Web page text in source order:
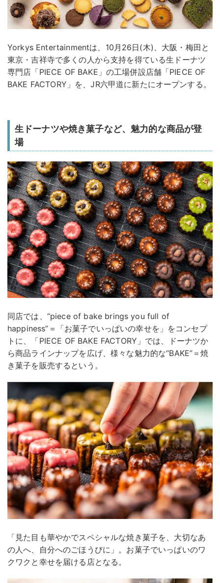
Yorkys Entertainmentは、10月26日(木)、大阪・梅田と
東京・吉祥寺で多くの人から支持を得ている生ドーナツ
専門店「PIECE OF BAKE」の工場併設店舗「PIECE OF
BAKE FACTORY」を、JR六甲道に新たにオープンする。
生ドーナツや焼き菓子など、魅力的な商品が登
場
同店では、“piece of bake brings you full of
happiness”＝「お菓子でいっぱいの幸せを」をコンセプ
トに、「PIECE OF BAKE FACTORY」では、ドーナツか
ら商品ラインナップを広げ、様々な魅力的な“BAKE”＝焼
き菓子を販売するという。
「見た目も華やかでスペシャルな焼き菓子を、大切なあ
の人へ、自分へのごほうびに」。お菓子でいっぱいのワ
クワクと幸せを届ける店となる。